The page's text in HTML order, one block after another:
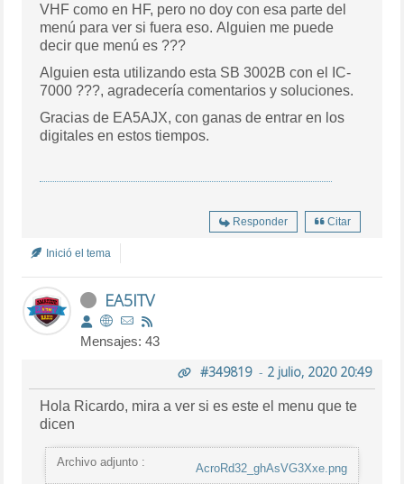
VHF como en HF, pero no doy con esa parte del
menú para ver si fuera eso. Alguien me puede
decir que menú es ???
Alguien esta utilizando esta SB 3002B con el IC-
7000 ???, agradecería comentarios y soluciones.
Gracias de EA5AJX, con ganas de entrar en los
digitales en estos tiempos.
Responder Citar
Inició el tema
EA5ITV
Mensajes: 43
#349819- 2 julio, 2020 20:49
Hola Ricardo, mira a ver si es este el menu que te
dicen
Archivo adjunto : AcroRd32_ghAsVG3Xxe.png